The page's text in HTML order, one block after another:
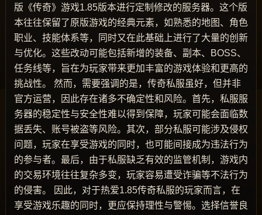
版《传奇》游戏1.85版本进行定制修改的服务器。这个版
本往往保留了原版游戏的经典元素，如熟悉的地图、角色
职业、技能体系等，同时又在此基础上进行了大量的创新
与优化。这些改动可能包括新增的装备、副本、BOSS、
任务线等，旨在为玩家带来更加丰富的游戏体验和更高的
挑战性。 然而，需要强调的是，传奇私服虽好，但并非
官方运营，因此存在诸多不确定性和风险。首先，私服服
务器的稳定性与安全性难以得到保障，玩家可能会面临数
据丢失、账号被盗等风险。其次，部分私服可能涉及侵权
问题，玩家在享受游戏的同时，也可能间接成为违法行为
的参与者。最后，由于私服缺乏有效的监管机制，游戏内
的交易环境往往复杂多变，玩家容易遭受诈骗等不法行为
的侵害。 因此，对于热爱1.85传奇私服的玩家而言，在
享受游戏乐趣的同时，更应保持理性与警惕。选择信誉良